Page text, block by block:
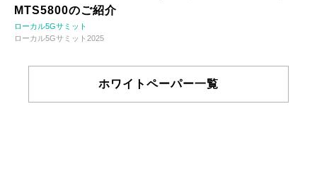
MTS5800のご紹介
ローカル5Gサミット
ローカル5Gサミット2025
ホワイトペーパー一覧